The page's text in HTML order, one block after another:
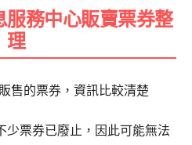
服務中心販賣票券整
理
售的票券，資訊比較清楚
少票券已廢止，因此可能無法